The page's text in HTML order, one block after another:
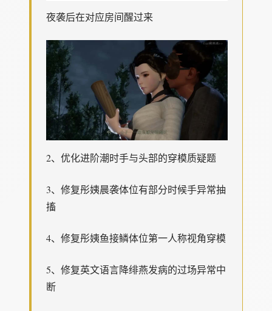
夜袭后在对应房间醒过来
2、优化进阶潮时手与头部的穿模质疑题
3、修复彤姨晨袭体位有部分时候手异常抽
搐
4、修复彤姨鱼接鳞体位第一人称视角穿模
5、修复英文语言降绯燕发病的过场异常中
断